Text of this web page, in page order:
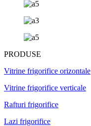
PRODUSE
Vitrine frigorifice orizontale
Vitrine frigorifice verticale
Rafturi frigorifice
Lazi frigorifice